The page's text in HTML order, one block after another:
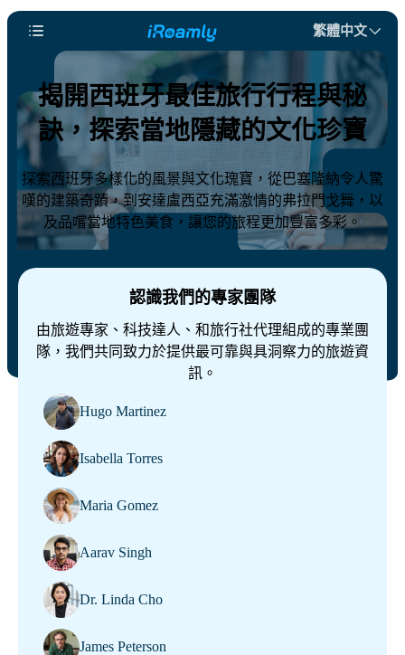
繁體中文
揭開西班牙最佳旅行行程與秘
訣，探索當地隱藏的文化珍寶
探索西班牙多樣化的風景與文化瑰寶，從巴塞隆納令人驚
嘆的建築奇蹟，到安達盧西亞充滿激情的弗拉門戈舞，以
及品嚐當地特色美食，讓您的旅程更加豐富多彩。
認識我們的專家團隊
由旅遊專家、科技達人、和旅行社代理組成的專業團
隊，我們共同致力於提供最可靠與具洞察力的旅遊資
訊。
Hugo Martinez
Isabella Torres
Maria Gomez
Aarav Singh
Dr. Linda Cho
James Peterson